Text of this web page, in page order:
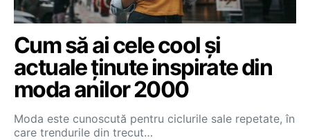
Cum să ai cele cool și
actuale ținute inspirate din
moda anilor 2000
Moda este cunoscută pentru ciclurile sale repetate, în
care trendurile din trecut…